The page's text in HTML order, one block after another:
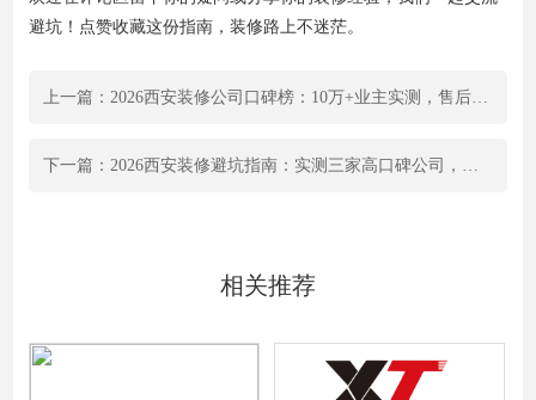
避坑！点赞收藏这份指南，装修路上不迷茫。
上一篇：2026西安装修公司口碑榜：10万+业主实测，售后响应速度与质保测评全揭秘
下一篇：2026西安装修避坑指南：实测三家高口碑公司，设计施工零投诉的秘诀
相关推荐